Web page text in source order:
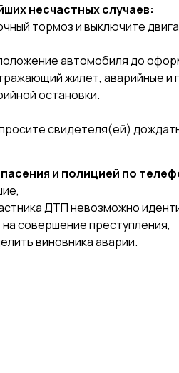
несчастных случаев:
тормоз и выключите
автомобиля до
жилет, аварийные и
остановки.
свидетеля(ей)
и полицией по
ДТП невозможно
совершение преступления,
виновника аварии.